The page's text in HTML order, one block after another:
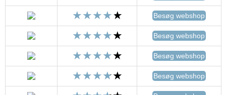
Besøg webshop
Besøg webshop
Besøg webshop
Besøg webshop